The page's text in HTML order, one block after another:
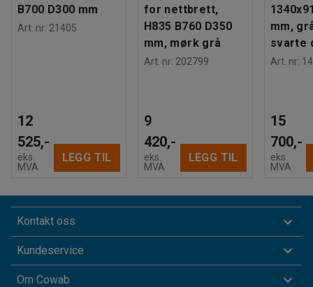
B700 D300 mm
Art. nr: 21405
12
525,-
eks.
MVA
LEGG TIL
for nettbrett,
H835 B760 D350
mm, mørk grå
Art. nr: 202799
9
420,-
eks.
MVA
LEGG TIL
mm,
svarte
Art. nr:
15
700,-
eks.
MVA
Kontakt oss
Kundeservice
Om Cowab